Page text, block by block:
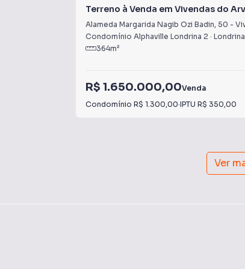
Terreno à Venda em Vivendas do
Alameda Margarida Nagib Ozi Badin, 50 -
Condomínio Alphaville Londrina 2 · Londrina
364m²
R$ 1.650.000,00Venda
Condomínio R$ 1.300,00·IPTU R$ 350,00
Ver